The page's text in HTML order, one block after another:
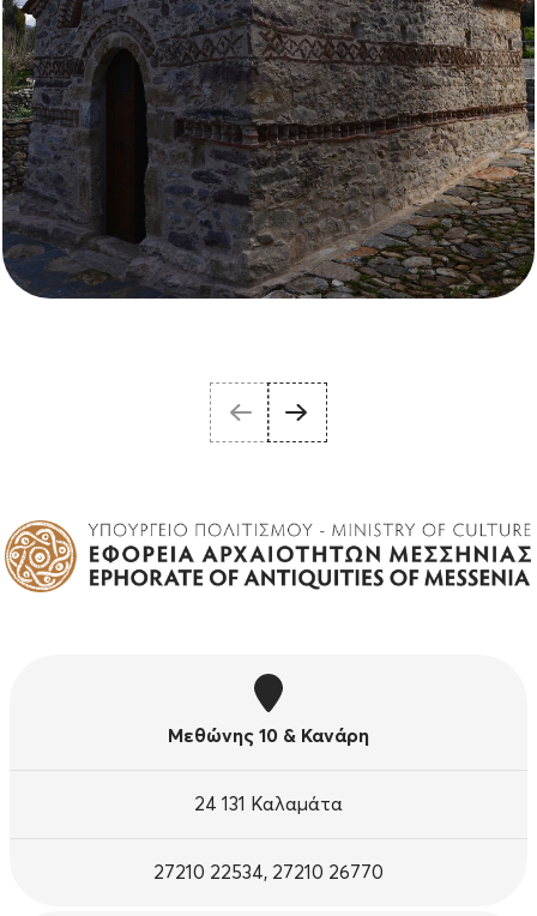
Μεθώνης 10 & Κανάρη
24 131 Καλαμάτα
27210 22534, 27210 26770